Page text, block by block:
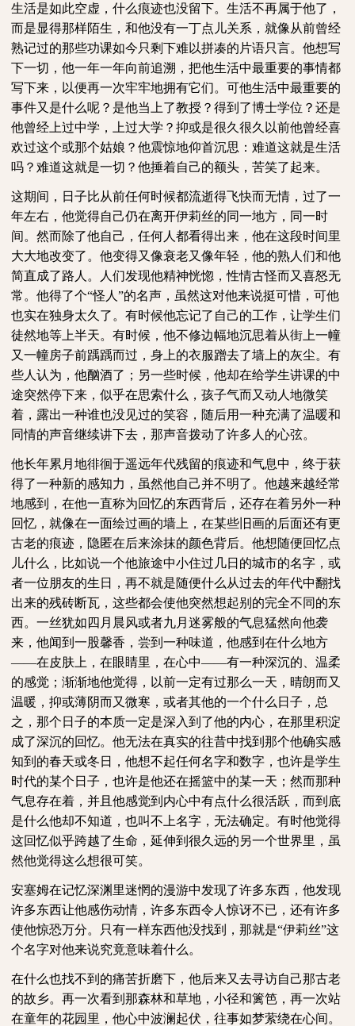
生活是如此空虚，什么痕迹也没留下。生活不再属于他了，
而是显得那样陌生，和他没有一丁点儿关系，就像从前曾经
熟记过的那些功课如今只剩下难以拼凑的片语只言。他想写
下一切，他一年一年向前追溯，把他生活中最重要的事情都
写下来，以便再一次牢牢地拥有它们。可他生活中最重要的
事件又是什么呢？是他当上了教授？得到了博士学位？还是
他曾经上过中学，上过大学？抑或是很久很久以前他曾经喜
欢过这个或那个姑娘？他震惊地仰首沉思：难道这就是生活
吗？难道这就是一切？他捶着自己的额头，苦笑了起来。
这期间，日子比从前任何时候都流逝得飞快而无情，过了一
年左右，他觉得自己仍在离开伊莉丝的同一地方，同一时
间。然而除了他自己，任何人都看得出来，他在这段时间里
大大地改变了。他变得又像衰老又像年轻，他的熟人们和他
简直成了路人。人们发现他精神恍惚，性情古怪而又喜怒无
常。他得了个“怪人”的名声，虽然这对他来说挺可惜，可他
也实在独身太久了。有时候他忘记了自己的工作，让学生们
徒然地等上半天。有时候，他不修边幅地沉思着从街上一幢
又一幢房子前踽踽而过，身上的衣服蹭去了墙上的灰尘。有
些人认为，他酗酒了；另一些时候，他却在给学生讲课的中
途突然停下来，似乎在思索什么，孩子气而又动人地微笑
着，露出一种谁也没见过的笑容，随后用一种充满了温暖和
同情的声音继续讲下去，那声音拨动了许多人的心弦。
他长年累月地徘徊于遥远年代残留的痕迹和气息中，终于获
得了一种新的感知力，虽然他自己并不明了。他越来越经常
地感到，在他一直称为回忆的东西背后，还存在着另外一种
回忆，就像在一面绘过画的墙上，在某些旧画的后面还有更
古老的痕迹，隐匿在后来涂抹的颜色背后。他想随便回忆点
儿什么，比如说一个他旅途中小住过几日的城市的名字，或
者一位朋友的生日，再不就是随便什么从过去的年代中翻找
出来的残砖断瓦，这些都会使他突然想起别的完全不同的东
西。一丝犹如四月晨风或者九月迷雾般的气息猛然向他袭
来，他闻到一股馨香，尝到一种味道，他感到在什么地方
——在皮肤上，在眼睛里，在心中——有一种深沉的、温柔
的感觉；渐渐地他觉得，以前一定有过那么一天，晴朗而又
温暖，抑或薄阴而又微寒，或者其他的一个什么日子，总
之，那个日子的本质一定是深入到了他的内心，在那里积淀
成了深沉的回忆。他无法在真实的往昔中找到那个他确实感
知到的春天或冬日，他想不起任何名字和数字，也许是学生
时代的某个日子，也许是他还在摇篮中的某一天；然而那种
气息存在着，并且他感觉到内心中有点什么很活跃，而到底
是什么他却不知道，也叫不上名字，无法确定。有时他觉得
这回忆似乎跨越了生命，延伸到很久远的另一个世界里，虽
然他觉得这么想很可笑。
安塞姆在记忆深渊里迷惘的漫游中发现了许多东西，他发现
许多东西让他感伤动情，许多东西令人惊讶不已，还有许多
使他惊恐万分。只有一样东西他没找到，那就是“伊莉丝”这
个名字对他来说究竟意味着什么。
在什么也找不到的痛苦折磨下，他后来又去寻访自己那古老
的故乡。再一次看到那森林和草地，小径和篱笆，再一次站
在童年的花园里，他心中波澜起伏，往事如梦萦绕在心间。